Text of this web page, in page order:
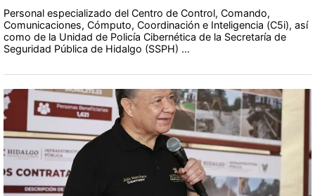
Personal especializado del Centro de Control, Comando,
Comunicaciones, Cómputo, Coordinación e Inteligencia (C5i), así
como de la Unidad de Policía Cibernética de la Secretaría de
Seguridad Pública de Hidalgo (SSPH) ...